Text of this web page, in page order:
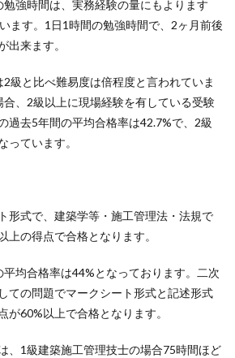
強時間は、実務経験の量にもよります
ます。1日1時間の勉強時間で、2ヶ月前後
出来ます。
級と比べ難易度は倍程度と言われていま
、2級以上に現場経験を有している受験
過去5年間の平均合格率は42.7%で、2級
っています。
形式で、建築学等・施工管理法・法規で
上の得点で合格となります。
均合格率は44%となっております。二次
ての問題でマークシート形式と記述形式
が60%以上で合格となります。
、1級建築施工管理技士の場合75時間ほど